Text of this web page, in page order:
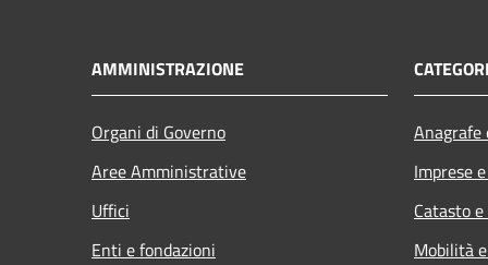
AMMINISTRAZIONE
Organi di Governo
Aree Amministrative
Uffici
Enti e fondazioni
Imprese
Catasto
Mobilità